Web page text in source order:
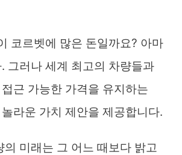
코르벳에 많은 돈일까요? 아마
그러나 세계 최고의 차량들과
근 가능한 가격을 유지하는
라운 가치 제안을 제공합니다.
의 미래는 그 어느 때보다 밝고